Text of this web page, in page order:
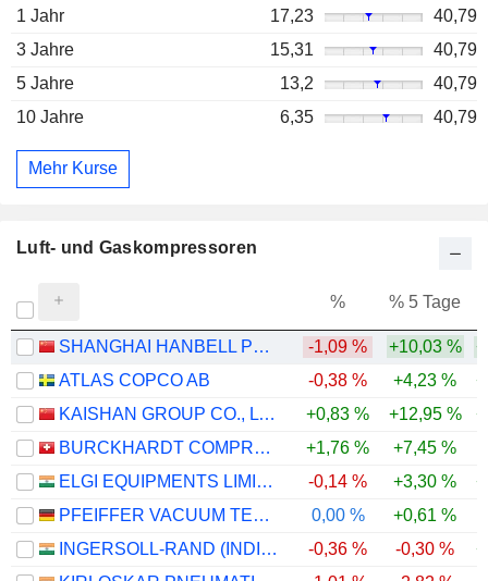
1 Jahr
17,23
40,79
3 Jahre
15,31
40,79
5 Jahre
13,2
40,79
10 Jahre
6,35 40,79
Mehr Kurse
Luft- und Gaskompressoren
% % 5 Tage
SHANGHAI HANBELL PRECISE MACHINERY CO., LTD. -1,09 % +10,03 %
ATLAS COPCO AB
-0,38 % +4,23 %
KAISHAN GROUP CO., LTD.
+0,83 % +12,95 %
BURCKHARDT COMPRESSION HOLDING AG
+1,76 % +7,45 %
ELGI EQUIPMENTS LIMITED
-0,14 % +3,30 %
PFEIFFER VACUUM TECHNOLOGY AG
0,00 % +0,61 %
INGERSOLL-RAND (INDIA) LIMITED
-0,36 % -0,30 %